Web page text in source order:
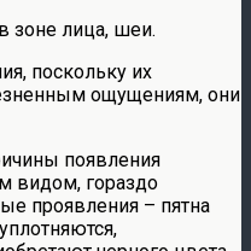
зоне лица, шеи.
поскольку их
ощущениям, они
появления
видом, гораздо
проявления – пятна